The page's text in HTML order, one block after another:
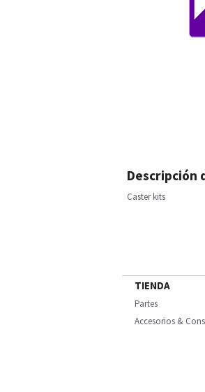
Descripción
Caster kits
TIENDA
Partes
Accesorios &